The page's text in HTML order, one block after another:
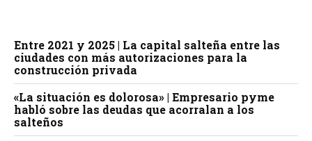
Entre 2021 y 2025 | La capital salteña entre las
ciudades con más autorizaciones para la
construcción privada
«La situación es dolorosa» | Empresario pyme
habló sobre las deudas que acorralan a los
salteños